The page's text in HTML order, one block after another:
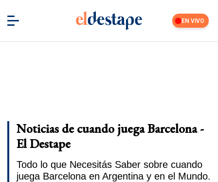
EN VIVO
Noticias de cuando juega Barcelona -
El Destape
Todo lo que Necesitás Saber sobre cuando
juega Barcelona en Argentina y en el Mundo.